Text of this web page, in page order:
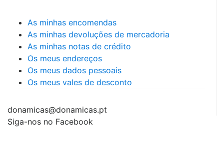
As minhas encomendas
As minhas devoluções de mercadoria
As minhas notas de crédito
Os meus endereços
Os meus dados pessoais
Os meus vales de desconto
donamicas@donamicas.pt
Siga-nos no Facebook